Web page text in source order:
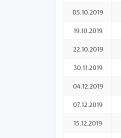
05.10.2019
19.10.2019
22.10.2019
30.11.2019
04.12.2019
07.12.2019
15.12.2019